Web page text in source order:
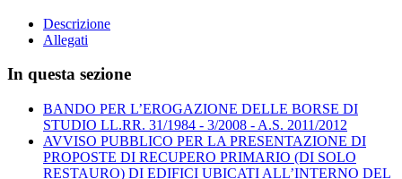
Descrizione
Allegati
In questa sezione
BANDO PER L’EROGAZIONE DELLE BORSE DI
STUDIO LL.RR. 31/1984 - 3/2008 - A.S. 2011/2012
AVVISO PUBBLICO PER LA PRESENTAZIONE DI
PROPOSTE DI RECUPERO PRIMARIO (DI SOLO
RESTAURO) DI EDIFICI UBICATI ALL’INTERNO DEL